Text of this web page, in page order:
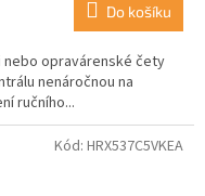
Do košíku
opravárenské čety
nenáročnou na
ručního...
Kód: HRX537C5VKEA